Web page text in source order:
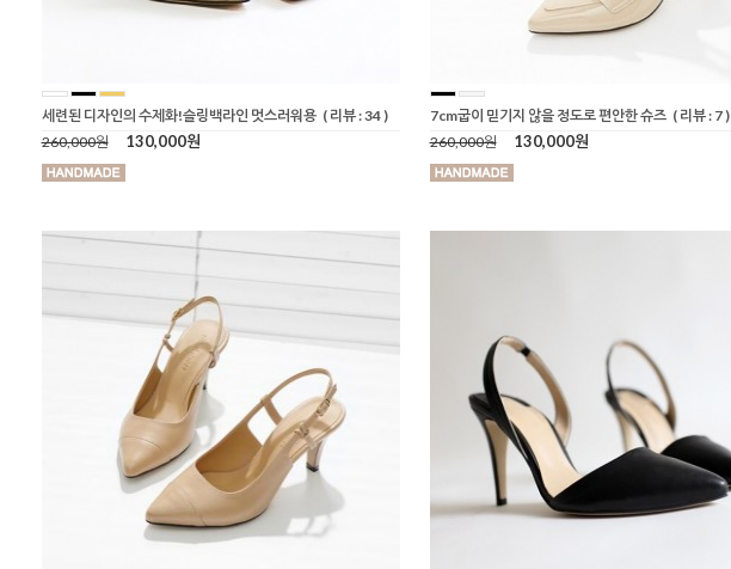
세련된 디자인의 수제화!슬링백라인 멋스러워용 ( 리뷰 : 34 )
260,000원
130,000원
7cm굽이 믿기지 않을 정도로 편안한 슈즈 ( 리뷰 : 7 )
260,000원
130,000원